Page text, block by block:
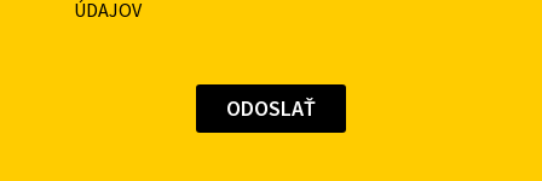
ÚDAJOV